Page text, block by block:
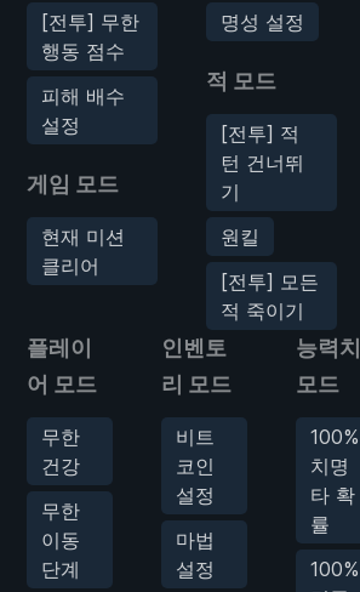
[전투] 무한
행동 점수
피해 배수
설정
게임 모드
현재 미션
클리어
명성 설정
적 모드
[전투] 적
턴 건너뛰
기
원킬
[전투] 모든
적 죽이기
플레이
어 모드
무한
건강
무한
이동
단계
인벤토
리 모드
비트
코인
설정
마법
설정
능력치
모드
100%
치명
타 확
률
100%